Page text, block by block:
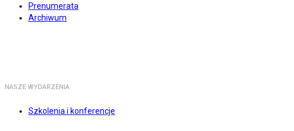
Prenumerata
Archiwum
NASZE WYDARZENIA
Szkolenia i konferencje